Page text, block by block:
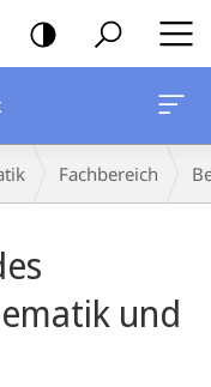
Fachbereich
und